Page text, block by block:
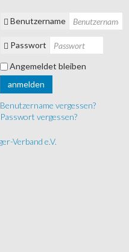
Benutzername
Passwort
Angemeldet bleiben
anmelden
Benutzername vergessen?
Passwort vergessen?